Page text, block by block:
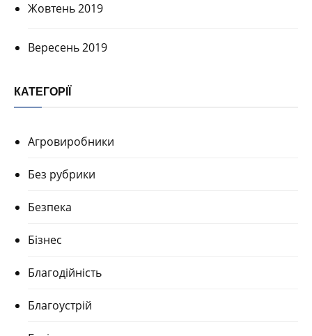
Жовтень 2019
Вересень 2019
КАТЕГОРІЇ
Агровиробники
Без рубрики
Безпека
Бізнес
Благодійність
Благоустрій